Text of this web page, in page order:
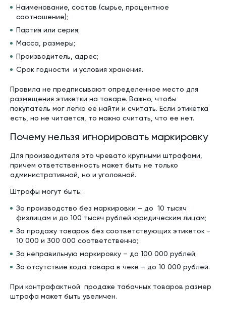
Наименование, состав (сырье, процентное
соотношение);
Партия или серия;
Масса, размеры;
Производитель, адрес;
Срок годности и условия хранения.
Правила не предписывают определенное место для
размещения этикетки на товаре. Важно, чтобы
покупатель мог легко ее найти и считать. Если этикетка
есть, но не читается, то можно считать, что ее нет.
Почему нельзя игнорировать маркировку
Для производителя это чревато крупными штрафами,
причем ответственность может быть не только
административной, но и уголовной.
Штрафы могут быть:
За производство без маркировки – до 10 тысяч
физлицам и до 100 тысяч рублей юридическим лицам;
За продажу товаров без соответствующих этикеток -
10 000 и 300 000 соответственно;
За неправильную маркировку – до 100 000 рублей;
За отсутствие кода товара в чеке – до 10 000 рублей.
При контрафактной продаже табачных товаров размер
штрафа может быть увеличен.